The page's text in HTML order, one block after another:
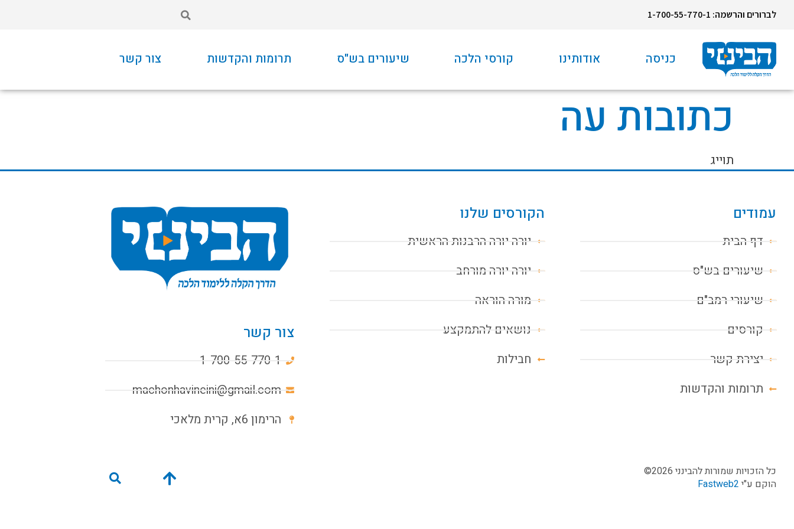
לברורים והרשמה: 1-700-55-770-1
כניסה אודותינו קורסי הלכה שיעורים בש"ס תרומות והקדשות צור קשר
כתובות עה
תוייג
עמודים
דף הבית
שיעורים בש"ס
שיעורי רמב"ם
קורסים
יצירת קשר
תרומות והקדשות
הקורסים שלנו
יורה יורה הרבנות הראשית
יורה יורה מורחב
מורה הוראה
נושאים להתמקצע
חבילות
צור קשר
1-700-55-770-1
machonhavineini@gmail.com
הרימון 6א, קרית מלאכי
כל הזכויות שמורות להבינני 2026©
הוקם ע"י Fastweb2